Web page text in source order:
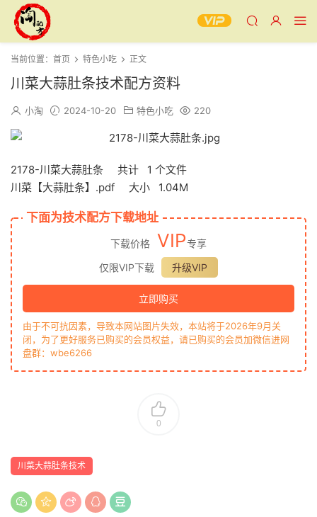
当前位置： 首页 特色小吃 正文
川菜大蒜肚条技术配方资料
小淘 2024-10-20 特色小吃 220
2178-川菜大蒜肚条 共计 1 个文件
川菜【大蒜肚条】.pdf 大小 1.04M
下面为技术配方下载地址
下载价格 VIP专享
仅限VIP下载
升级VIP
立即购买
由于不可抗因素，导致本网站图片失效，本站将于2026年9月关
闭，为了更好服务已购买的会员权益，请已购买的会员加微信进网
盘群：wbe6266
0
川菜大蒜肚条技术